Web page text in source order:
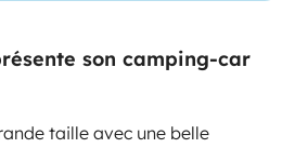
son camping-car
taille avec une belle